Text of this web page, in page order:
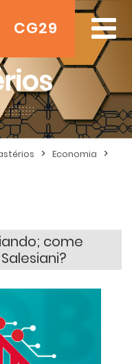
CG29
> Economia >
come